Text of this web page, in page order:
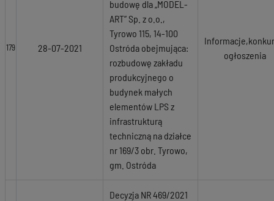
179 28-07-2021
budowę dla „MODEL-
ART” Sp. z o.o.,
Tyrowo 115, 14-100
Ostróda obejmująca:
rozbudowę zakładu
produkcyjnego o
budynek małych
elementów LPS z
infrastrukturą
techniczną na działce
nr 169/3 obr. Tyrowo,
gm. Ostróda
ogłoszenia
Decyzja NR 469/2021